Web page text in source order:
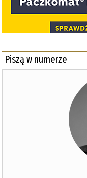
Piszą w numerze